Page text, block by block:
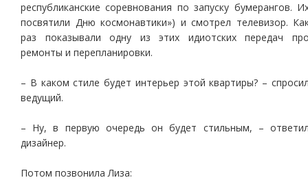
республиканские соревнования по запуску бумерангов.
посвятили Дню космонавтики») и смотрел телевизор.
раз показывали одну из этих идиотских передач
ремонты и перепланировки.
– В каком стиле будет интерьер этой квартиры? –
ведущий.
– Ну, в первую очередь он будет стильным, –
дизайнер.
Потом позвонила Лиза: